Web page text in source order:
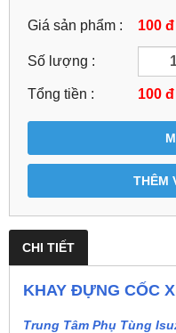
Giá sản phẩm : 100 đ
Số lượng :
Tổng tiền : 100 đ
THÊM
CHI TIẾT
KHAY ĐỰNG CỐC
Trung Tâm Phụ Tùng